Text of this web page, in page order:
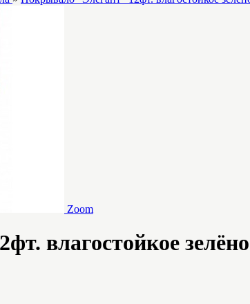
Zoom
влагостойкое